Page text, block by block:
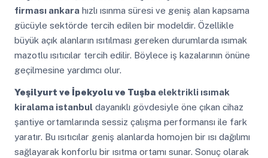
firması ankarahızlı ısınma süresi ve geniş alan kapsama
gücüyle sektörde tercih edilen bir modeldir. Özellikle
büyük açık alanların ısıtılması gereken durumlarda ısımak
mazotlu ısıtıcılar tercih edilir. Böylece iş kazalarının önüne
geçilmesine yardımcı olur.
Yeşilyurt ve İpekyolu ve Tuşba elektrikli ısımak
kiralama istanbuldayanıklı gövdesiyle öne çıkan cihaz
şantiye ortamlarında sessiz çalışma performansı ile fark
yaratır. Bu ısıtıcılar geniş alanlarda homojen bir ısı dağılımı
sağlayarak konforlu bir ısıtma ortamı sunar. Sonuç olarak